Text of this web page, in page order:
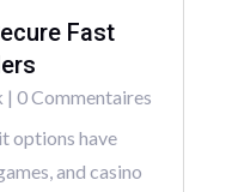
Fast
| 0 Commentaires
options have
and casino